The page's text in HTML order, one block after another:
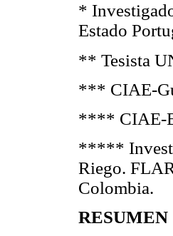
*
Estado
** Tesista
*** CIAE-
**** CIAE-
*****
Riego.
Colombia.
RESUMEN